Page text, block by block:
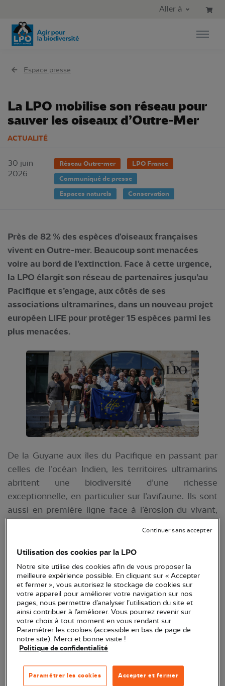
Aller au menu principal
Aller à
Espace presse
La LPO mobilise son réseau pour
sauver les oiseaux d’Outre-Mer
ACTUALITÉ
30 juin
2026
Réseau Outre-mer
LPO France
Communiqué de presse
Espaces naturels
Conservation
Près de 82 % des espèces d'oiseaux françaises
vivent en Outre-mer. Beaucoup sont menacées
voire au bord de l’extinction. Face à cette urgence,
la LPO élargit son réseau de partenaires jusqu’au
Pacifique et s’engage, aux côtés de ses
associations ultramarines, dans un nouveau projet
européen LIFE pour protéger 15 espèces parmi les
plus menacées.
De la Guyane aux îles du Pacifique en passant par
celles de l’océan Indien, les territoires ultramarins
abritent une biodiversité d’une richesse
exceptionnelle, en particulier sur l’avifaune. Ils sont
aussi en première ligne face à l’érosion du vivant,
Aussi, c'est depuis le siège de la LPO à Rochefort
qu'Allain Bougrain Dubourg a officialisé, aujourd'hui
le lancement du projet européen LIFE OVERSEAS
(2026-2031). Coordonné par la LPO avec ses
associations partenaires d’Outre-mer, ce projet
marque une nouvelle étape dans un engagement
de long terme : renforcer l’action collective au plus
près des territoires, aux côtés de celles et ceux qui
protègent chaque jour l’avifaune ultramarine. À
cette occasion, quatre conventions de partenariat
Utilisation des cookies par la LPO
Notre site utilise des cookies afin de vous proposer la
meilleure expérience possible. En cliquant sur « Accepter
et fermer », vous autorisez le stockage de cookies sur
votre appareil pour améliorer votre navigation sur nos
pages, nous permettre d’analyser l’utilisation du site et
ainsi contribuer à l’améliorer. Vous pourrez revenir sur
votre choix à tout moment en vous rendant sur
Paramétrer les cookies (accessible en bas de page de
notre site). Merci et bonne visite !
Politique de confidentialité
Accepter et fermer
Paramétrer les cookies
Continuer sans accepter